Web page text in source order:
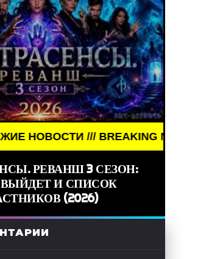
BREAKING NEWS /// НОВОСТИ
РЕВАНШ 3 СЕЗОН:
ВЫЙДЕТ И СПИСОК
(2026)